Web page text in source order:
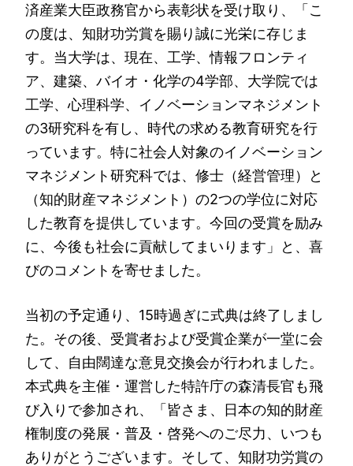
済産業大臣政務官から表彰状を受け取り、「こ
の度は、知財功労賞を賜り誠に光栄に存じま
す。当大学は、現在、工学、情報フロンティ
ア、建築、バイオ・化学の4学部、大学院では
工学、心理科学、イノベーションマネジメント
の3研究科を有し、時代の求める教育研究を行
っています。特に社会人対象のイノベーション
マネジメント研究科では、修士（経営管理）と
（知的財産マネジメント）の2つの学位に対応
した教育を提供しています。今回の受賞を励み
に、今後も社会に貢献してまいります」と、喜
びのコメントを寄せました。
当初の予定通り、15時過ぎに式典は終了しまし
た。その後、受賞者および受賞企業が一堂に会
して、自由闊達な意見交換会が行われました。
本式典を主催・運営した特許庁の森清長官も飛
び入りで参加され、「皆さま、日本の知的財産
権制度の発展・普及・啓発へのご尽力、いつも
ありがとうございます。そして、知財功労賞の